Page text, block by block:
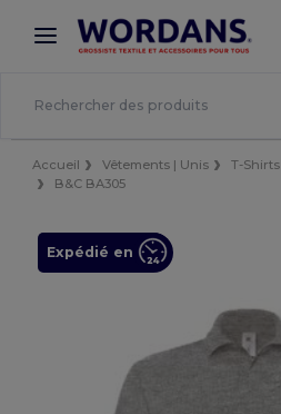
× Appli Wordans
Meilleurs prix sur l’app !
Accueil Vêtements | Unis T-Shirts
B&C BA305
Expédié en